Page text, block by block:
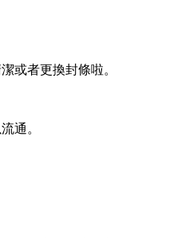
或者更換封條啦。
通。